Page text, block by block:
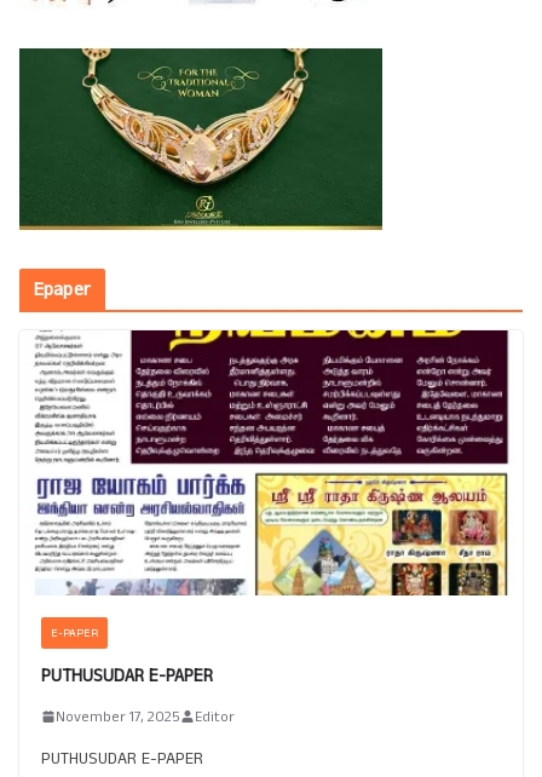
Epaper
E-PAPER
PUTHUSUDAR E-PAPER
November 17, 2025 Editor
PUTHUSUDAR E-PAPER